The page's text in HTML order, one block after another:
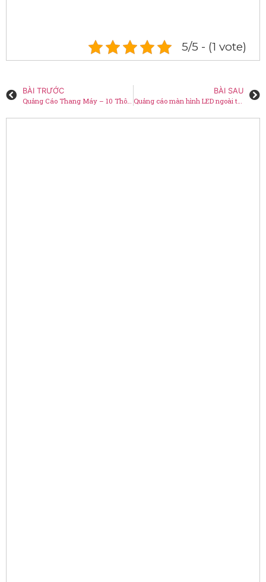
5/5 - (1 vote)
BÀI TRƯỚC
BÀI SAU
Quảng cáo màn hình LED ngoài trời – báo giá mới nhất